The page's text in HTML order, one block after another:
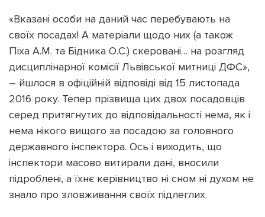
«Вказані особи на даний час перебувають на
своїх посадах! А матеріали щодо них (а також
Піха А.М. та Бідника О.С.) скеровані… на розгляд
дисциплінарної комісії Львівської митниці ДФС»,
– йшлося в офіційній відповіді від 15 листопада
2016 року. Тепер прізвища цих двох посадовців
серед притягнутих до відповідальності нема, як і
нема нікого вищого за посадою за головного
державного інспектора. Ось і виходить, що
інспектори масово витирали дані, вносили
підроблені, а їхнє керівництво ні сном ні духом не
знало про зловживання своїх підлеглих.